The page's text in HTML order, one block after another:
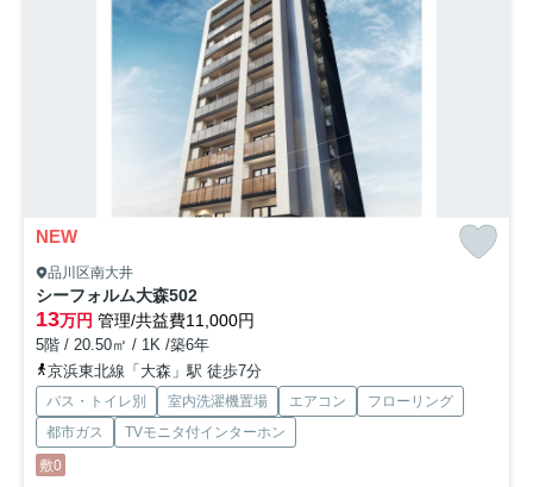
NEW
品川区南大井
シーフォルム大森502
13万円 管理/共益費11,000円
5階 / 20.50㎡ / 1K /築6年
京浜東北線「大森」駅 徒歩7分
バス・トイレ別 室内洗濯機置場 エアコン
フローリング
都市ガス
TVモニタ付インターホン
敷0